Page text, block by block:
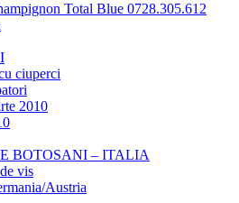
Total Blue 0728.305.612
ciuperci
2010
BOTOSANI – ITALIA
vis
Austria